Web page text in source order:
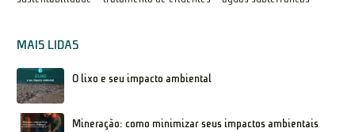
MAIS LIDAS
O lixo e seu impacto ambiental
Mineração: como minimizar seus impactos ambientais